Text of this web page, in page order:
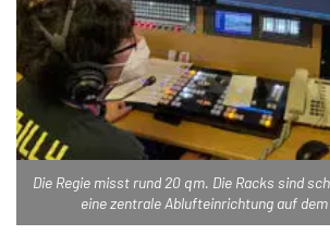
Die Regie misst rund 20 qm. Die Racks sind
eine zentrale Ablufteinrichtung auf